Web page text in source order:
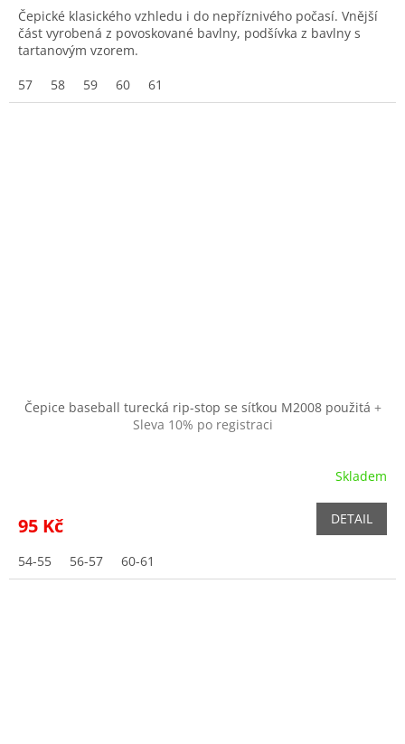
Čepické klasického vzhledu i do nepříznivého počasí. Vnější
část vyrobená z povoskované bavlny, podšívka z bavlny s
tartanovým vzorem.
57
58 59 60 61
Čepice baseball turecká rip-stop se síťkou M2008 použitá +
Sleva 10% po registraci
Skladem
95 Kč DETAIL
54-55 56-57 60-61